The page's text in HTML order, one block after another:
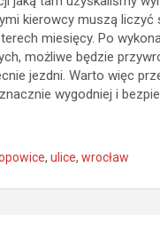
kierowcy muszą liczyć
miesięcy. Po
możliwe będzie
jezdni. Warto więc
wygodniej i
, ulice, wrocław